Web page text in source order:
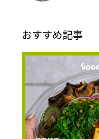
おすすめ記事